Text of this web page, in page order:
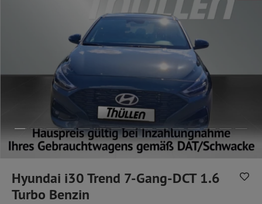
Hyundai i30 Trend 7-Gang-DCT 1.6
Turbo Benzin